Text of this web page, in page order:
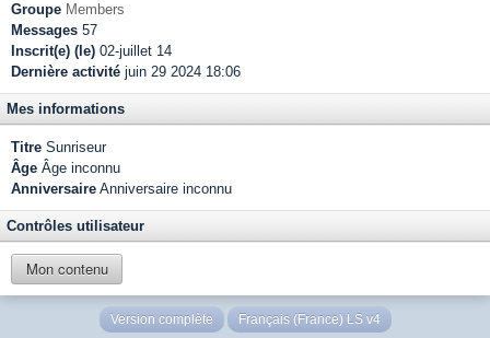
Groupe Members
Messages 57
Inscrit(e) (le) 02-juillet 14
Dernière activité juin 29 2024 18:06
Mes informations
Titre Sunriseur
Âge Âge inconnu
Anniversaire Anniversaire inconnu
Contrôles utilisateur
Mon contenu
Version complète Français (France) LS v4